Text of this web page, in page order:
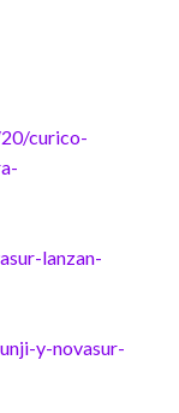
curico-
lanzan-
y-novasur-